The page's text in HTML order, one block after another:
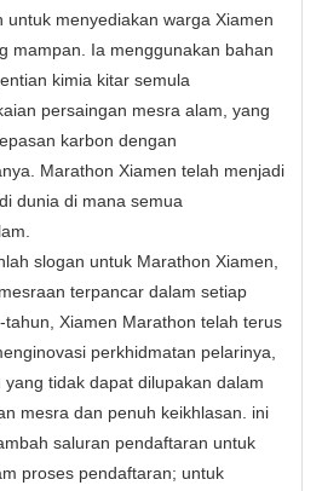
untuk menyediakan warga Xiamen
mampan. Ia menggunakan bahan
kimia kitar semula
persaingan mesra alam, yang
karbon dengan
Marathon Xiamen telah menjadi
dunia di mana semua
slogan untuk Marathon Xiamen,
terpancar dalam setiap
Xiamen Marathon telah terus
perkhidmatan pelarinya,
tidak dapat dilupakan dalam
mesra dan penuh keikhlasan. ini
saluran pendaftaran untuk
proses pendaftaran; untuk